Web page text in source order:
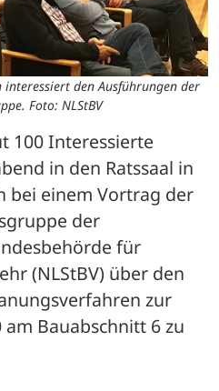
interessiert den Ausführungen der
Foto: NLStBV
100 Interessierte
in den Ratssaal in
bei einem Vortrag der
der
für
(NLStBV) über den
zur
Bauabschnitt 6 zu